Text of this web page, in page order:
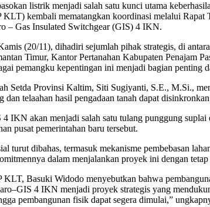
listrik menjadi salah satu kunci utama
kembali mematangkan koordinasi melalui
– Gas Insulated Switchgear (GIS) 4 IKN.
(20/11), dihadiri sejumlah pihak strategis, di
Timur, Kantor Pertanahan Kabupaten Penajam
pemangku kepentingan ini menjadi bagian penting
Setda Provinsi Kaltim, Siti Sugiyanti, S.E., M.Si.,
telaahan hasil pengadaan tanah dapat
akan menjadi salah satu tulang punggung
pusat pemerintahan baru tersebut.
turut dibahas, termasuk mekanisme pembebasan
dalam menjalankan proyek ini dengan
Basuki Widodo menyebutkan bahwa
4 IKN menjadi proyek strategis yang
pembangunan fisik dapat segera dimulai,”